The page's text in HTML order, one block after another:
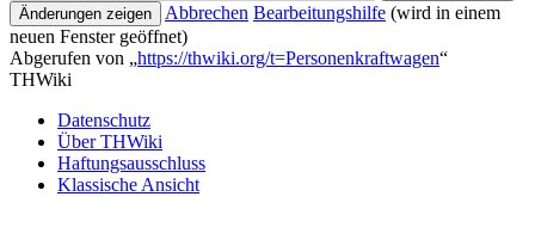
Abbrechen Bearbeitungshilfe (wird in einem
neuen Fenster geöffnet)
Abgerufen von „https://thwiki.org/t=Personenkraftwagen“
THWiki
Datenschutz
Über THWiki
Haftungsausschluss
Klassische Ansicht